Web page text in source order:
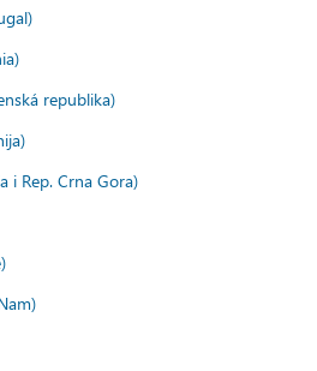
republika)
i Rep. Crna Gora)